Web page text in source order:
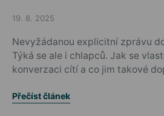
Posted on
19. 8. 2025
Nevyžádanou explicitní zprávu
Týká se ale i chlapců. Jak se
konverzaci cítí a co jim takové
Přečíst článek